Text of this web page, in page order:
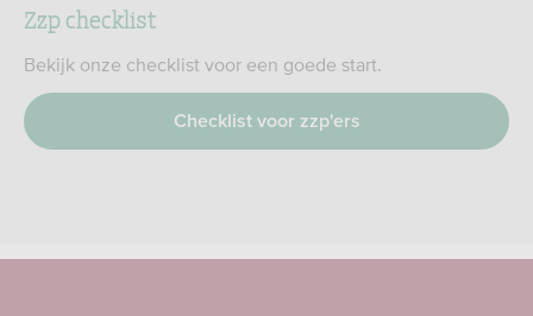
Zzp checklist
Bekijk onze checklist voor een goede start.
Checklist voor zzp'ers